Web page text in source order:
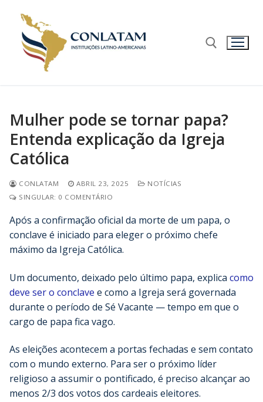
Mulher pode se tornar papa?
Entenda explicação da Igreja
Católica
CONLATAM ABRIL 23, 2025
NOTÍCIAS
SINGULAR: 0 COMENTÁRIO
Após a confirmação oficial da morte de um papa, o
conclave é iniciado para eleger o próximo chefe
máximo da Igreja Católica.
Um documento, deixado pelo último papa, explica como
deve ser o conclave e como a Igreja será governada
durante o período de Sé Vacante — tempo em que o
cargo de papa fica vago.
As eleições acontecem a portas fechadas e sem contato
com o mundo externo. Para ser o próximo líder
religioso a assumir o pontificado, é preciso alcançar ao
menos 2/3 dos votos dos cardeais eleitores.